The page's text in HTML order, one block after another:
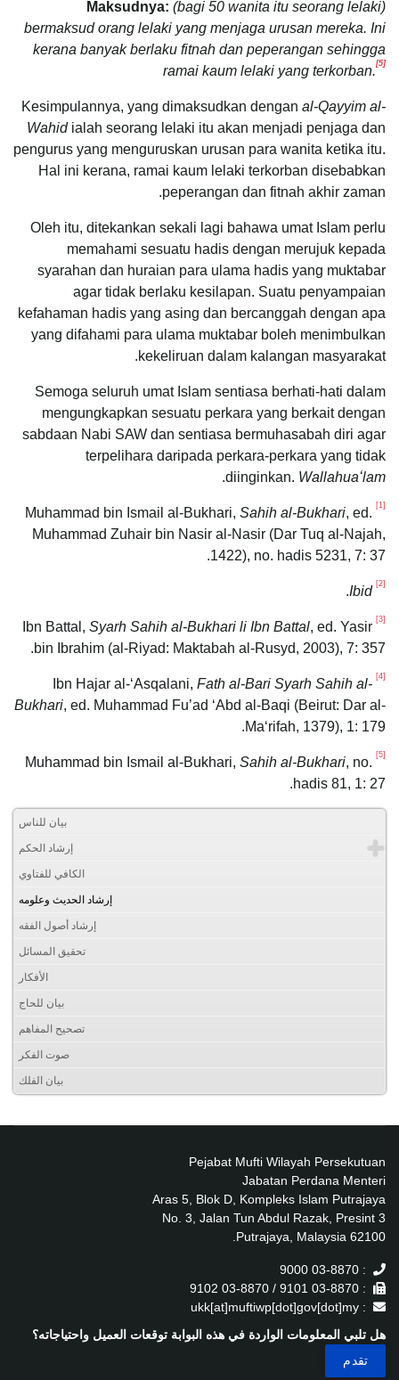
Maksudnya: (bagi 50 wanita itu seorang lelaki)
bermaksud orang lelaki yang menjaga urusan mereka. Ini
kerana banyak berlaku fitnah dan peperangan sehingga
ramai kaum lelaki yang terkorban.[5]
Kesimpulannya, yang dimaksudkan dengan al-Qayyim al-
Wahid ialah seorang lelaki itu akan menjadi penjaga dan
pengurus yang menguruskan urusan para wanita ketika itu.
Hal ini kerana, ramai kaum lelaki terkorban disebabkan
peperangan dan fitnah akhir zaman.
Oleh itu, ditekankan sekali lagi bahawa umat Islam perlu
memahami sesuatu hadis dengan merujuk kepada
syarahan dan huraian para ulama hadis yang muktabar
agar tidak berlaku kesilapan. Suatu penyampaian
kefahaman hadis yang asing dan bercanggah dengan apa
yang difahami para ulama muktabar boleh menimbulkan
kekeliruan dalam kalangan masyarakat.
Semoga seluruh umat Islam sentiasa berhati-hati dalam
mengungkapkan sesuatu perkara yang berkait dengan
sabdaan Nabi SAW dan sentiasa bermuhasabah diri agar
terpelihara daripada perkara-perkara yang tidak
diinginkan. Wallahuaʻlam
.
[1]
Sahih al-Bukhari, ed.
Muhammad Zuhair bin Nasir al-Nasir (Dar Tuq al-Najah,
1422), no. hadis 5231, 7: 37.
[2]
Ibid
.
[3]
Syarh Sahih al-Bukhari li Ibn Battal, ed. Yasir
bin Ibrahim (al-Riyad: Maktabah al-Rusyd, 2003), 7: 357.
[4]
Fath al-Bari Syarh Sahih al-
Bukhari, ed. Muhammad Fu’ad ‘Abd al-Baqi (Beirut: Dar al-
Maʻrifah, 1379), 1: 179.
[5]
Sahih al-Bukhari, no.
hadis 81, 1: 27.
بيان للناس
إرشاد الحكم
الكافي للفتاوي
إرشاد الحديث وعلومه
إرشاد أصول الفقه
تحقيق المسائل
الأفكار
بيان للحاج
تصحيح المفاهم
صوت الفكر
بيان الفلك
Pejabat Mufti Wilayah Persekutuan
Jabatan Perdana Menteri
Aras 5, Blok D, Kompleks Islam Putrajaya
No. 3, Jalan Tun Abdul Razak, Presint 3
62100 Putrajaya, Malaysia.
: 03-8870 9000
: 03-8870 9101 / 03-8870 9102
: ukk[at]muftiwp[dot]gov[dot]my
هل تلبي المعلومات الواردة في هذه البوابة توقعات العميل واحتياجاته؟